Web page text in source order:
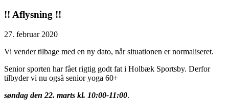
!! Aflysning !!
27. februar 2020
Vi vender tilbage med en ny dato, når situationen er normaliseret.
Senior sporten har fået rigtig godt fat i Holbæk Sportsby. Derfor
tilbyder vi nu også senior yoga 60+
søndag den 22. marts kl. 10:00-11:00.